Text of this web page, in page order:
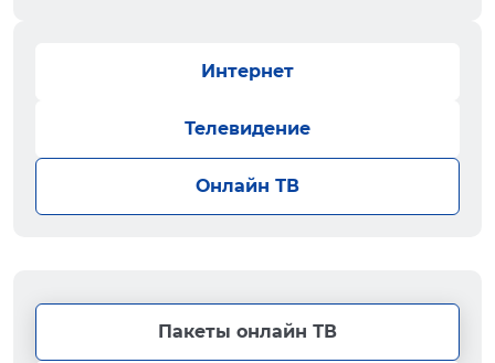
Интернет
Телевидение
Онлайн ТВ
Пакеты онлайн ТВ